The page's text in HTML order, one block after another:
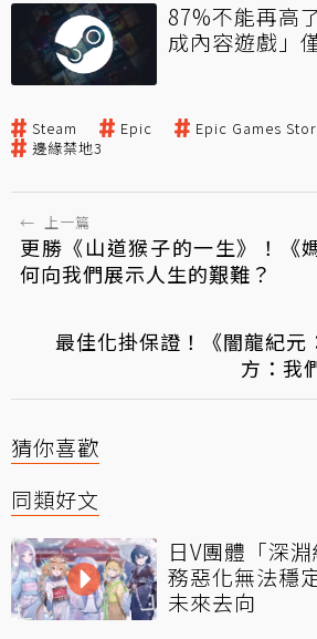
87%不能再高
成內容遊戲」
Steam Epic Epic Games
邊緣禁地3
← 上一篇
更勝《山道猴子的一生》！《
何向我們展示人生的艱難？
最佳化掛保證！《闇龍紀元
方：我
猜你喜歡
同類好文
日V團體「深
務惡化無法穩
未來去向